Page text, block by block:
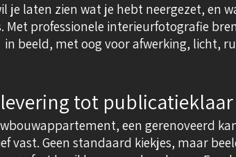
je laten zien wat je hebt neergezet, en
Met professionele interieurfotografie
in beeld, met oog voor afwerking, licht,
tot
een gerenoveerd
vast. Geen standaard kiekjes, maar